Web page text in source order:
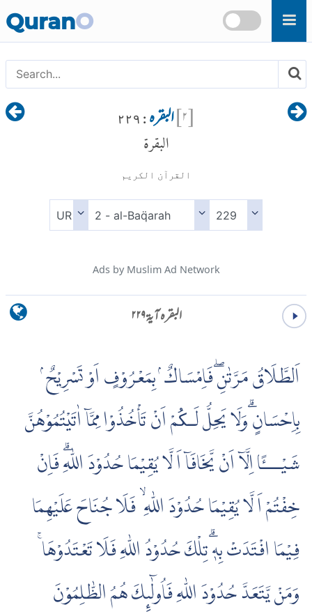
Skip to main content
QuranO
[۲]البقرہ : ۲۲۹
البقرة
القرآن الكريم
Ads by Muslim Ad Network
البقرہ آية ۲۲۹
اَلطَّلَاقُ مَرَّتٰنِۖ فَاِمْسَاكٌ ۢ بِمَعْرُوْفٍ اَوْ تَسْرِيْحٌ ۢ
بِاِحْسَانٍ ۗوَلَا يَحِلُّ لَـکُمْ اَنْ تَأْخُذُوْا مِمَّاۤ اٰتَيْتُمُوْهُنَّ
شَيْـــًٔا اِلَّاۤ اَنْ يَّخَافَاۤ اَ لَّا يُقِيْمَا حُدُوْدَ اللّٰهِۗ فَاِنْ
خِفْتُمْ اَ لَّا يُقِيْمَا حُدُوْدَ اللّٰهِ ۙ فَلَا جُنَاحَ عَلَيْهِمَا
فِيْمَا افْتَدَتْ بِهٖۗ تِلْكَ حُدُوْدُ اللّٰهِ فَلَا تَعْتَدُوْهَا ۚ
وَمَنْ يَّتَعَدَّ حُدُوْدَ اللّٰهِ فَاُولٰۤٮِٕكَ هُمُ الظّٰلِمُوْنَ